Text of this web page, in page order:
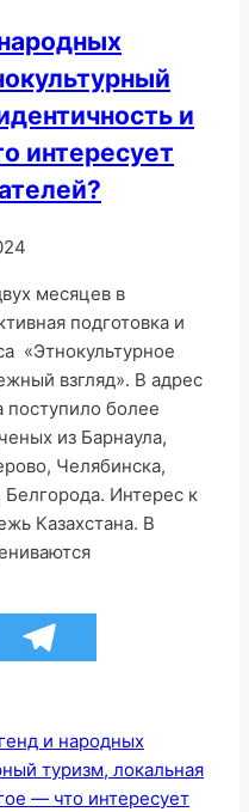
и
интересует
месяцев в
подготовка и
«Этнокультурное
взгляд». В адрес
поступило более
из Барнаула,
Челябинска,
Белгорода. Интерес к
Казахстана. В
и народных
туризм, локальная
— что интересует